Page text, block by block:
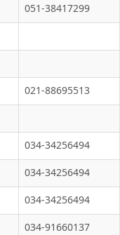
051-38417299
021-88695513
034-34256494
034-34256494
034-34256494
034-91660137